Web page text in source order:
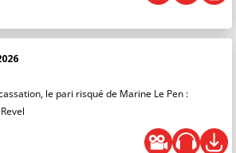
le pari risqué de Marine Le Pen :